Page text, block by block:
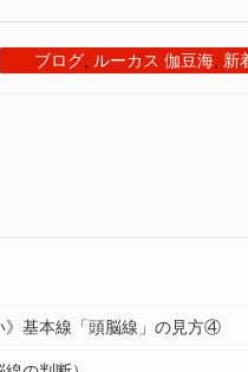
ブログ ルーカス 伽豆海 新
》基本線「頭脳線」の見方④